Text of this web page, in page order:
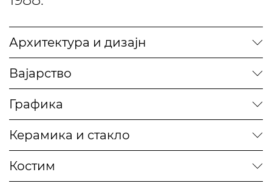
Архитектура и дизајн
Вајарство
Графика
Керамика и стакло
Костим